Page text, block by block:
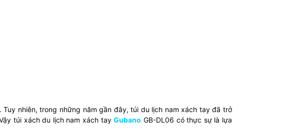
nhiên, trong những năm gần đây, túi du lịch nam xách tay đã trở
túi xách du lịch nam xách tayGubano GB-DL06 có thực sự là lựa